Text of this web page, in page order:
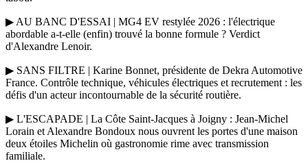
▶ AU BANC D'ESSAI | MG4 EV restylée 2026 : l'électrique
abordable a-t-elle (enfin) trouvé la bonne formule ? Verdict
d'Alexandre Lenoir.
▶ SANS FILTRE | Karine Bonnet, présidente de Dekra Automotive
France. Contrôle technique, véhicules électriques et recrutement : les
défis d'un acteur incontournable de la sécurité routière.
▶ L'ESCAPADE | La Côte Saint-Jacques à Joigny : Jean-Michel
Lorain et Alexandre Bondoux nous ouvrent les portes d'une maison
deux étoiles Michelin où gastronomie rime avec transmission
familiale.